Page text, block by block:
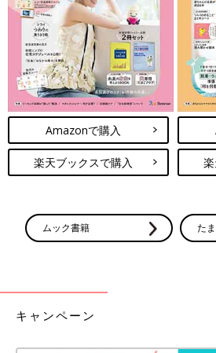
出典：Instagramアカウント「armadillo.630760」
ことができるんだとか。洗濯ばさみでは
っているとのこと。ズボンやパーカー
Amazonで購入
楽天ブックスで購入
ムック書籍 た
キャンペーン